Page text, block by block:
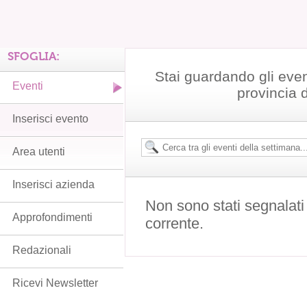
Stai guardando gli
provincia
Non sono stati
corrente.
SFOGLIA:
Eventi
Inserisci evento
Area utenti
Inserisci azienda
Approfondimenti
Redazionali
Ricevi Newsletter